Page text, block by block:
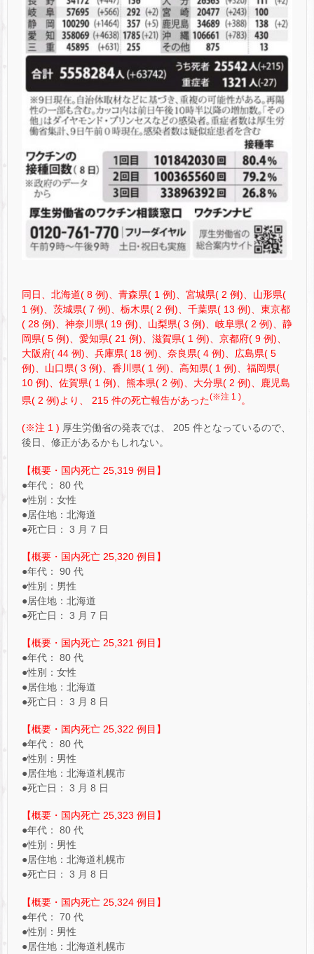
同日、北海道( 8 例)、青森県( 1 例)、宮城県( 2 例)、山形県(
1 例)、茨城県( 7 例)、栃木県( 2 例)、千葉県( 13 例)、東京都
( 28 例)、神奈川県( 19 例)、山梨県( 3 例)、岐阜県( 2 例)、静
岡県( 5 例)、愛知県( 21 例)、滋賀県( 1 例)、京都府( 9 例)、
大阪府( 44 例)、兵庫県( 18 例)、奈良県( 4 例)、広島県( 5
例)、山口県( 3 例)、香川県( 1 例)、高知県( 1 例)、福岡県(
10 例)、佐賀県( 1 例)、熊本県( 2 例)、大分県( 2 例)、鹿児島
県( 2 例)より、 215 件の死亡報告があった(※注 1 )。
(※注 1 ) 厚生労働省の発表では、 205 件となっているので、
後日、修正があるかもしれない。
【概要・国内死亡 25,319 例目】
●年代： 80 代
●性別：女性
●居住地：北海道
●死亡日： 3 月 7 日
【概要・国内死亡 25,320 例目】
●年代： 90 代
●性別：男性
●居住地：北海道
●死亡日： 3 月 7 日
【概要・国内死亡 25,321 例目】
●年代： 80 代
●性別：女性
●居住地：北海道
●死亡日： 3 月 8 日
【概要・国内死亡 25,322 例目】
●年代： 80 代
●性別：男性
●居住地：北海道札幌市
●死亡日： 3 月 8 日
【概要・国内死亡 25,323 例目】
●年代： 80 代
●性別：男性
●居住地：北海道札幌市
●死亡日： 3 月 8 日
【概要・国内死亡 25,324 例目】
●年代： 70 代
●性別：男性
●居住地：北海道札幌市